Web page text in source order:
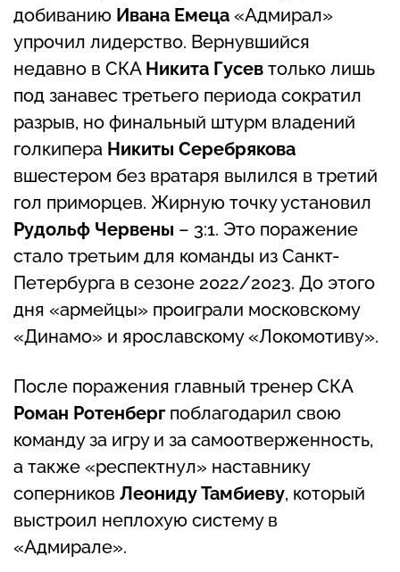
добиванию Ивана Емеца «Адмирал»
упрочил лидерство. Вернувшийся
недавно в СКА Никита Гусев только лишь
под занавес третьего периода сократил
разрыв, но финальный штурм владений
голкипера Никиты Серебрякова
вшестером без вратаря вылился в третий
гол приморцев. Жирную точку установил
Рудольф Червены – 3:1. Это поражение
стало третьим для команды из Санкт-
Петербурга в сезоне 2022/2023. До этого
дня «армейцы» проиграли московскому
«Динамо» и ярославскому «Локомотиву».
После поражения главный тренер СКА
Роман Ротенберг поблагодарил свою
команду за игру и за самоотверженность,
а также «респектнул» наставнику
соперников Леониду Тамбиеву, который
выстроил неплохую систему в
«Адмирале».